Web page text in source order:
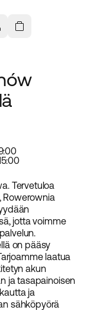
Tervetuloa
Rowerownia
jotta voimme
on pääsy
laatua
akun
ja tasapainoisen
ja
sähköpyörä